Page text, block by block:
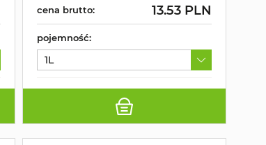
cena brutto: 13.53 PLN
pojemność:
1L